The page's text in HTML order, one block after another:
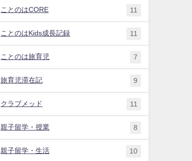
ことのはCORE 11
ことのはKids成長記録 11
ことのは旅育児 7
旅育児滞在記 9
クラブメッド 11
親子留学・授業 8
親子留学・生活 10